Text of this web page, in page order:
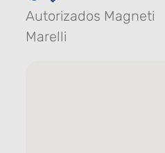
Autorizados Magneti
Marelli